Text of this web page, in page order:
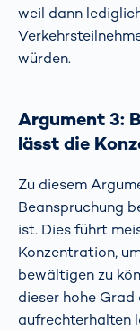
weil dann
würden.
Argument 3:
lässt die
Zu diesem
Beanspruchung
ist. Dies führt
Konzentration,
bewältigen zu
dieser hohe
aufrechterhalten